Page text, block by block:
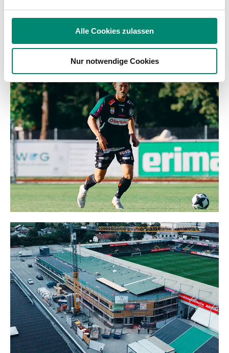
Verwendung unserer Website an unsere Partner für
weiteren Daten zusammen, die Sie ihnen bereitgestellt
haben oder die sie im Rahmen Ihrer Nutzung der Dienste
gesammelt haben.
Weitere Details, insbesondere zu Speicherdauer und
Empfänger entnehmen Sie unserer
Datenschutzerklärung.
Alle Cookies zulassen
Nur notwendige Cookies
WEITERE NEWS